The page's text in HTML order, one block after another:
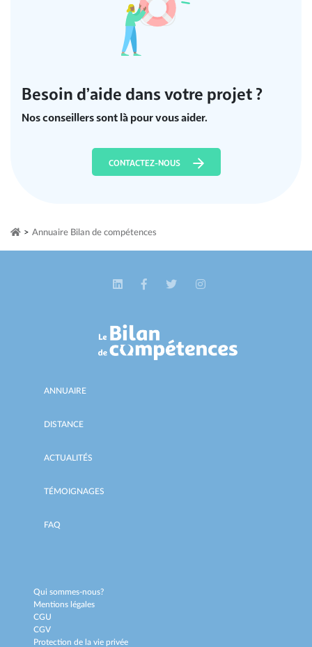
Besoin d’aide dans votre projet ?
Nos conseillers sont là pour vous aider.
CONTACTEZ-NOUS
> Annuaire Bilan de compétences
ANNUAIRE
DISTANCE
ACTUALITÉS
TÉMOIGNAGES
FAQ
Qui sommes-nous?
Mentions légales
CGU
CGV
Protection de la vie privée